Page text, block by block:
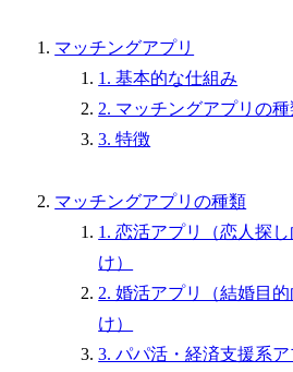
マッチングアプリ
1. 基本的な仕組み
2. マッチングアプリの種
3. 特徴
マッチングアプリの種類
1. 恋活アプリ（恋人探し
け）
2. 婚活アプリ（結婚目的
け）
3. パパ活・経済支援系ア